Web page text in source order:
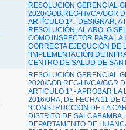
RESOLUCIÓN GERENCIAL
2020/GOB.REG-HVCA/GGR
ARTÍCULO 1º.- DESIGNAR,
RESOLUCIÓN, AL ARQ.
COMO INSPECTOR PARA
CORRECTA EJECUCIÓN DE
"IMPLEMENTACIÓN DE
CENTRO DE SALUD DE
RESOLUCIÓN GERENCIAL
2020/GOB.REG-HVCA/GGR
ARTÍCULO 1º.- APROBAR
2016/0RA, DE FECHA 11 DE
"CONSTRUCCIÓN DE LA
DISTRITO DE
DEPARTAMENTO DE